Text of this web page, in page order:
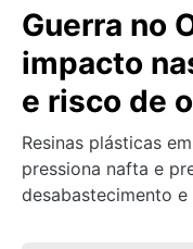
Guerra no
impacto
e risco de
Resinas plásticas
pressiona nafta e
desabastecimento